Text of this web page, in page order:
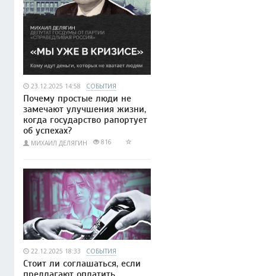
23.12.2025 14:58 СОБЫТИЯ
Почему простые люди не
замечают улучшения жизни,
когда государство рапортует
об успехах?
МИХАИЛ ДЕЛЯГИН 816
22.12.2025 18:33 СОБЫТИЯ
Стоит ли соглашаться, если